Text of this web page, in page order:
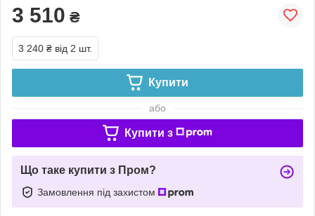
3 510 ₴
3 240 ₴ від 2 шт.
Купити
або
Купити з
Що таке купити з Пром?
Замовлення під захистом